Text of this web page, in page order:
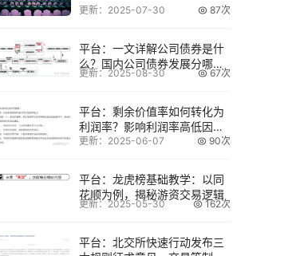
更新：2025-07-30 87次
平台：一文详解公司债券是什
么？国内公司债券发展分哪些
阶段？
更新：2025-08-30 67次
平台：剩余价值率如何转化为
利润率？影响利润率高低因素
有哪些？
更新：2025-06-07 90次
平台：龙虎榜基础教学：以同
花顺为例，揭秘游资交易逻辑
更新：2025-05-30 162次
平台：北交所快速行动发布三